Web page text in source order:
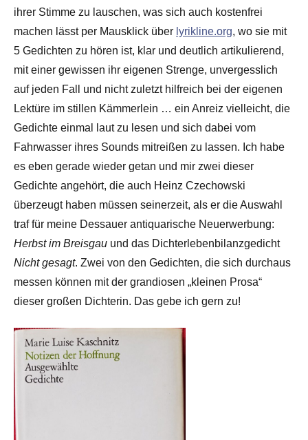
ihrer Stimme zu lauschen, was sich auch kostenfrei
machen lässt per Mausklick über lyrikline.org, wo sie mit
5 Gedichten zu hören ist, klar und deutlich artikulierend,
mit einer gewissen ihr eigenen Strenge, unvergesslich
auf jeden Fall und nicht zuletzt hilfreich bei der eigenen
Lektüre im stillen Kämmerlein … ein Anreiz vielleicht, die
Gedichte einmal laut zu lesen und sich dabei vom
Fahrwasser ihres Sounds mitreißen zu lassen. Ich habe
es eben gerade wieder getan und mir zwei dieser
Gedichte angehört, die auch Heinz Czechowski
überzeugt haben müssen seinerzeit, als er die Auswahl
traf für meine Dessauer antiquarische Neuerwerbung:
Herbst im Breisgau und das Dichterlebenbilanzgedicht
Nicht gesagt. Zwei von den Gedichten, die sich durchaus
messen können mit der grandiosen „kleinen Prosa“
dieser großen Dichterin. Das gebe ich gern zu!